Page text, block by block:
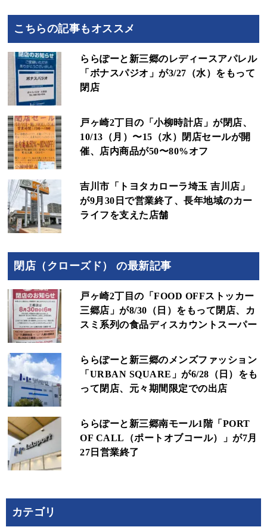
こちらの記事もオススメ
ららぽーと新三郷のレディースアパレル
「ボナスパジオ」が3/27（水）をもって
閉店
戸ヶ崎2丁目の「小柳時計店」が閉店、
10/13（月）〜15（水）閉店セールが開
催、店内商品が50〜80%オフ
吉川市「トヨタカローラ埼玉 吉川店」
が9月30日で営業終了、長年地域のカー
ライフを支えた店舗
閉店（クローズド） の最新記事
戸ヶ崎2丁目の「FOOD OFFストッカー
三郷店」が8/30（日）をもって閉店、カ
スミ系列の食品ディスカウントスーパー
ららぽーと新三郷のメンズファッション
「URBAN SQUARE」が6/28（日）をも
って閉店、元々期間限定での出店
ららぽーと新三郷南モール1階「PORT
OF CALL（ポートオブコール）」が7月
27日営業終了
カテゴリ